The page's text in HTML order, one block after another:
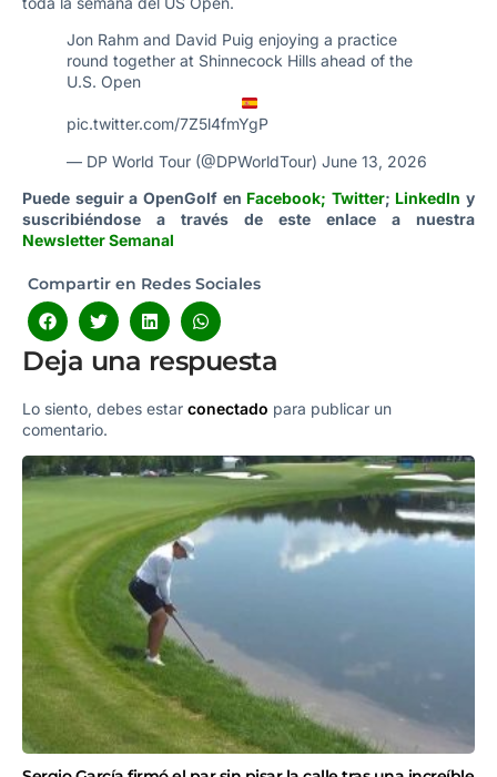
Jon Rahm and David Puig enjoying a practice
round together at Shinnecock Hills ahead of the
U.S. Open
pic.twitter.com/7Z5l4fmYgP
— DP World Tour (@DPWorldTour) June 13, 2026
Puede seguir a OpenGolf en Facebook; Twitter; LinkedIn y
suscribiéndose a través de este enlace a nuestra
Newsletter Semanal
Compartir en Redes Sociales
Deja una respuesta
Lo siento, debes estar conectado para publicar un
comentario.